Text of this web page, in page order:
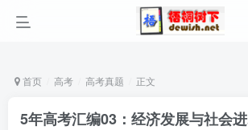
首页 高考 高考真题 正文
5年高考汇编03：经济发展与社会